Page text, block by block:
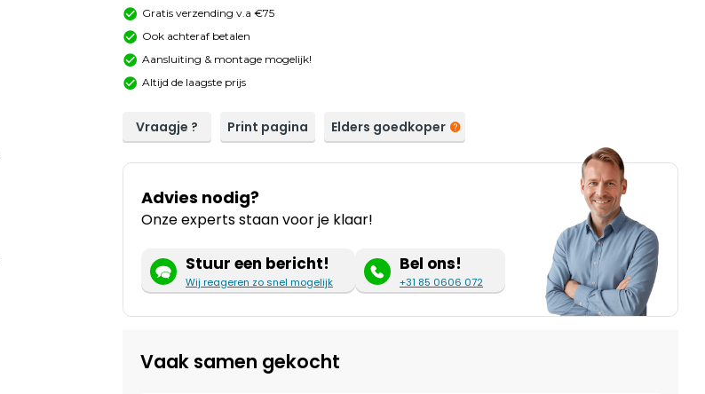
Gratis verzending v.a €75
Ook achteraf betalen
Aansluiting & montage mogelijk!
Altijd de laagste prijs
Vraagje ? Print pagina Elders goedkoper
Advies nodig?
Onze experts staan voor je klaar!
Stuur een bericht!
Wij reageren zo snel mogelijk
Bel ons!
+31 85 0606 072
Vaak samen gekocht